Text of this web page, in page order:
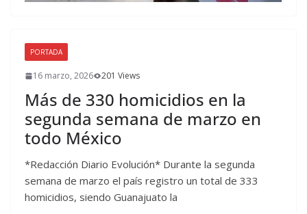
PORTADA
16 marzo, 2026 201 Views
Más de 330 homicidios en la
segunda semana de marzo en
todo México
*Redacción Diario Evolución* Durante la segunda
semana de marzo el país registro un total de 333
homicidios, siendo Guanajuato la